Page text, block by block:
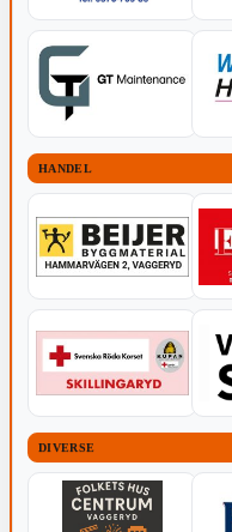
HANDEL
DIVERSE